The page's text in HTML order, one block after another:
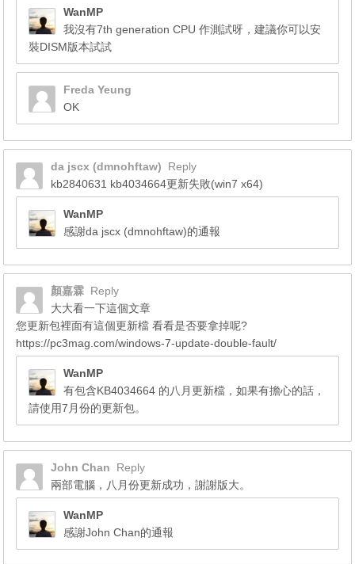
WanMP
我沒有7th generation CPU 作測試呀，建議你可以安
裝DISM版本試試
Freda Yeung
OK
da jscx (dmnohftaw)
Reply
kb2840631 kb4034664更新失敗(win7 x64)
WanMP
感謝da jscx (dmnohftaw)的通報
顏嘉霖 Reply
大大看一下這個文章
您更新包裡面有這個更新檔 看看是否要拿掉呢?
https://pc3mag.com/windows-7-update-double-fault/
WanMP
有包含KB4034664 的八月更新檔，如果有擔心的話，
請使用7月份的更新包。
John Chan
Reply
兩部電腦，八月份更新成功，謝謝版大。
WanMP
感謝John Chan的通報